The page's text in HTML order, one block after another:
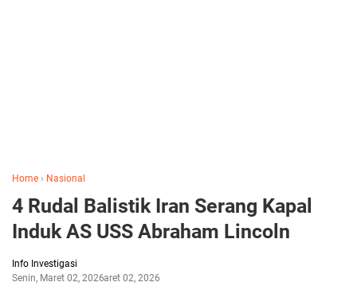
Home › Nasional
4 Rudal Balistik Iran Serang Kapal
Induk AS USS Abraham Lincoln
Info Investigasi
Senin, Maret 02, 2026Maret 02, 2026